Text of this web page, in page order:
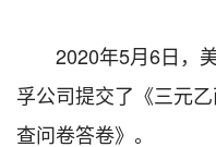
2020年5月6日，
孚公司提交了《三元
查问卷答卷》。